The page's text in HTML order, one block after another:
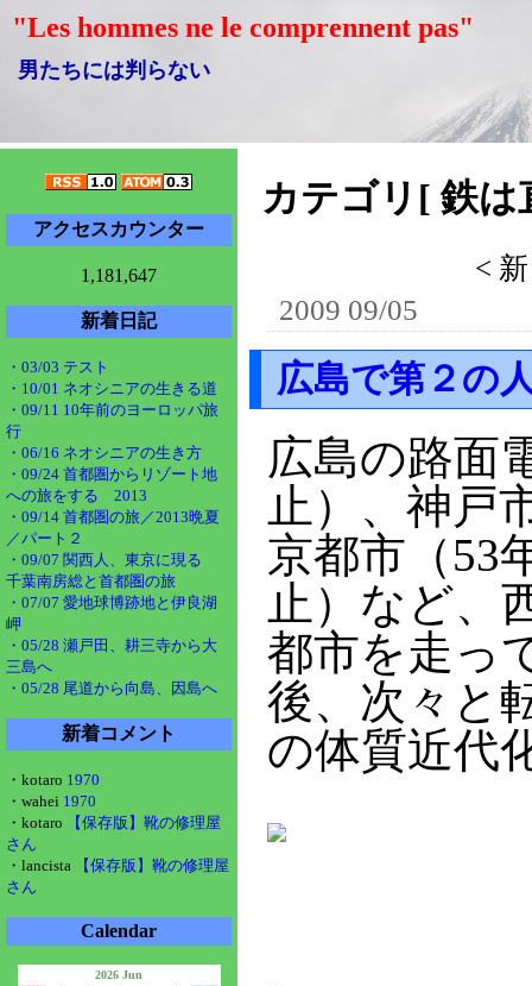
"Les hommes ne le comprennent pas"
男たちには判らない
アクセスカウンター
1,181,647
新着日記
・03/03 テスト
・10/01 ネオシニアの生きる道
・09/11 10年前のヨーロッパ旅
行
・06/16 ネオシニアの生き方
・09/24 首都圏からリゾート地
への旅をする 2013
・09/14 首都圏の旅／2013晩夏
／パート２
・09/07 関西人、東京に現る
千葉南房総と首都圏の旅
・07/07 愛地球博跡地と伊良湖
岬
・05/28 瀬戸田、耕三寺から大
三島へ
・05/28 尾道から向島、因島へ
新着コメント
・kotaro 1970
・wahei 1970
・kotaro
【保存版】靴の修理屋
さん
・lancista
【保存版】靴の修理屋
さん
Calendar
2026 Jun
カテゴリ[ 鉄は
<
2009 09/05
広島で第２の
広島の路面
止）、神戸
京都市（53
止）など、
都市を走っ
後、次々と
の体質近代